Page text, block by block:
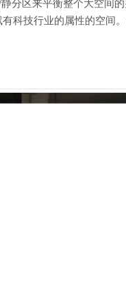
科技行业的属性的空间